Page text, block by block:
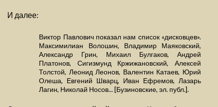
И далее:
Виктор Павлович показал нам список «дисковцев».
Максимилиан Волошин, Владимир Маяковский,
Александр Грин, Михаил Булгаков, Андрей
Платонов, Сигизмунд Кржижановский, Алексей
Толстой, Леонид Леонов, Валентин Катаев, Юрий
Олеша, Евгений Шварц, Иван Ефремов, Лазарь
Лагин, Николай Носов... [Бузиновские, эл. публ.].